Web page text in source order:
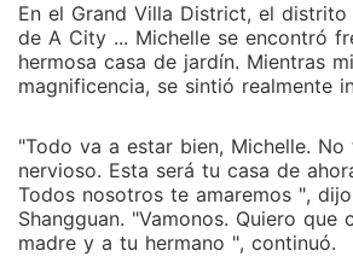
En el Grand Villa District, el distrito
de A City ... Michelle se encontró
hermosa casa de jardín. Mientras
magnificencia, se sintió realmente
"Todo va a estar bien, Michelle. No
nervioso. Esta será tu casa de
Todos nosotros te amaremos ",
Shangguan. "Vamonos. Quiero que
madre y a tu hermano ", continuó.